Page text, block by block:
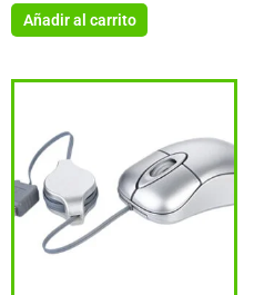
Añadir al carrito